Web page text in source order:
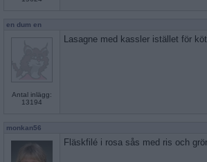
en dum en
Antal inlägg:
13194
Lasagne med kassler istället för
monkan56
Fläskfilé i rosa sås med ris och